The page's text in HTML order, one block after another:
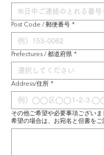
Post Code / 郵便番号 *
Prefectures / 都道府県 *
Address/住所 *
その他ご希望や必要事項ござい
希望の場合は、お宛名と但書をご